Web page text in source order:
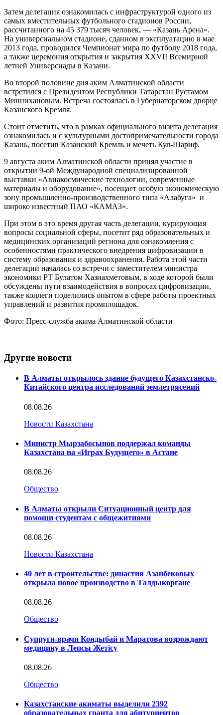
Затем делегация ознакомилась с инфраструктурой одного из
самых вместительных футбольного стадионов России,
рассчитанного на 45 379 тысяч человек, — «Казань Арена».
На универсиальном стадионе, сданном в эксплуатацию в мае
2013 года, проводился Чемпионат мира по футболу 2018 года,
а также церемония открытия и закрытия ХХVII Всемирной
летней Универсиады в Казани.
Во второй половине дня аким Алматинской области
встретился с Президентом Республики Татарстан Рустамом
Миннихановым. Встреча состоялась в Губернаторском дворце
Казанского Кремля.
Стоит отметить, что в рамках официального визита делегация
ознакомилась и с культурными достопримечательности города
Казань, посетив Казанский Кремль и мечеть Кул-Шариф.
9 августа аким Алматинской области принял участие в
открытии 9-ой Международной специализированной
выставки «Авиакосмические технологии, современные
материалы и оборудование», посещает особую экономическую
зону промышленно-производственного типа «Алабуга» и
широко известный ПАО «КАМАЗ».
При этом в это время другая часть делегации, курирующая
вопросы социальной сферы, посетит ряд образовательных и
медицинских организаций региона для ознакомления с
особенностями практического внедрения цифровизации в
систему образования и здравоохранения. Работа этой части
делегации началась со встречи с заместителем министра
экономики РТ Булатом Хазиахметовым, в ходе которой были
обсуждены пути взаимодействия в вопросах цифровизации,
также коллеги поделились опытом в сфере работы проектных
управлений и развития промплощадок.
Фото: Пресс-служба акима Алматинской области
Другие новости
В Алматы открылось здание будущего Казахстанско-
Китайского центра исследований землетрясений
08.08.26
Новости Казахстана
Министр Мырзабосынов поддержал команды
Казахстана на «Играх Будущего» в Астане
08.08.26
Общество
В Алматы открыли Ситуационный центр для
помощи студентам с общежитиями
08.08.26
Новости Казахстана
40 лет в строительстве: династия Азанбековых
открыла новое производство в Талдыкоргане
08.08.26
Общество
Супруги-врачи Кондыбай и Маратова возрождают
медицину в Лепсы Жетісу
08.08.26
Общество
Казахстанские акиматы выделили 2392
образовательных гранта для абитуриентов